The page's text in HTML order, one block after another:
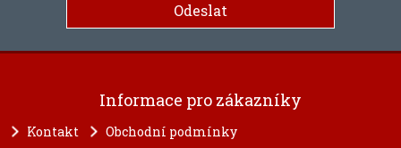
Informace pro zákazníky
Kontakt
Obchodní podmínky